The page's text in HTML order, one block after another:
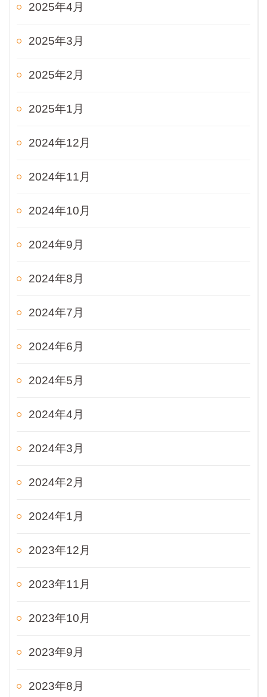
2025年4月
2025年3月
2025年2月
2025年1月
2024年12月
2024年11月
2024年10月
2024年9月
2024年8月
2024年7月
2024年6月
2024年5月
2024年4月
2024年3月
2024年2月
2024年1月
2023年12月
2023年11月
2023年10月
2023年9月
2023年8月